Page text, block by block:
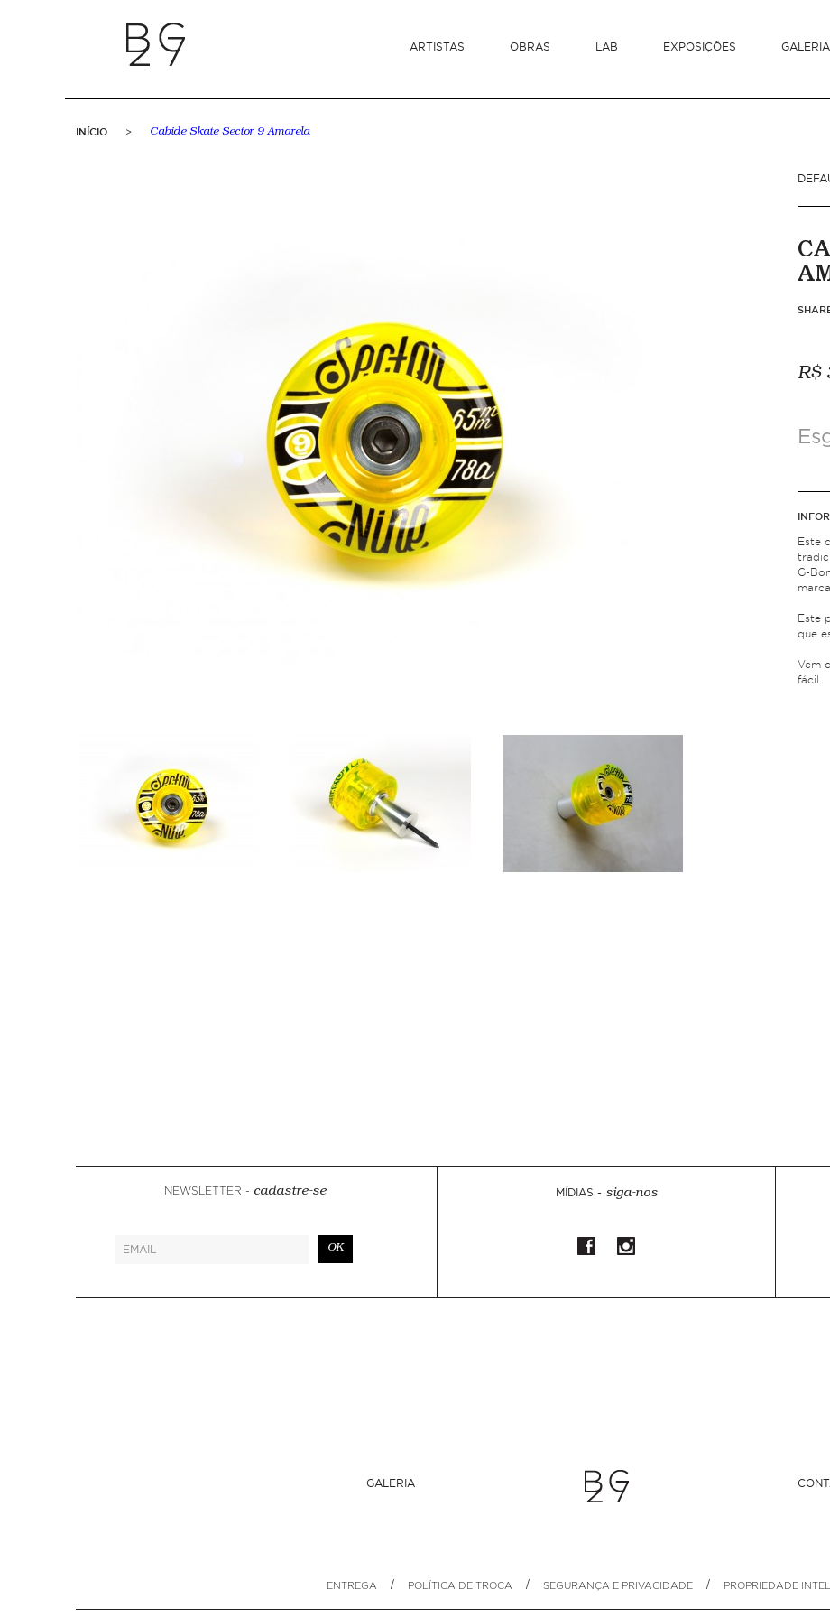
ARTISTAS OBRAS LAB EXPOSIÇÕES GALERIA
INÍCIO > Cabide Skate Sector 9 Amarela
R$
Este
G-
Este
que
Vem
fácil.
NEWSLETTER - cadastre-se
OK
MÍDIAS - siga-nos
GALERIA
ENTREGA / POLÍTICA DE TROCA / SEGURANÇA E PRIVACIDADE / PROPRIEDADE